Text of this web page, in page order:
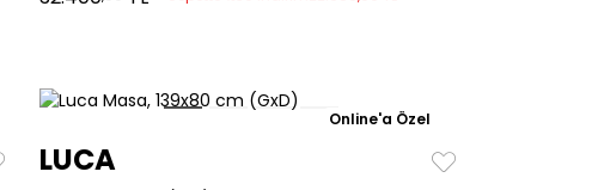
Online'a Özel
LUCA